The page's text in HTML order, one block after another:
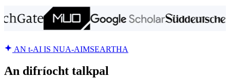
AN t-AI IS NUA-AIMSEARTHA
An difríocht talkpal